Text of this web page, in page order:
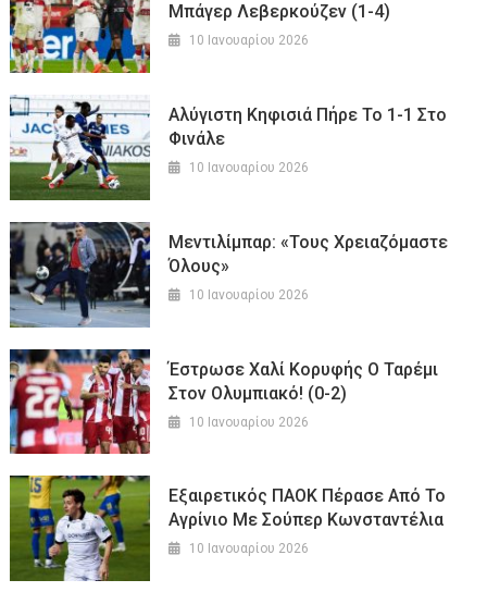
Μπάγερ Λεβερκούζεν (1-4)
10 Ιανουαρίου 2026
Αλύγιστη Κηφισιά Πήρε Το 1-1 Στο
Φινάλε
10 Ιανουαρίου 2026
Μεντιλίμπαρ: «Τους Χρειαζόμαστε
Όλους»
10 Ιανουαρίου 2026
Έστρωσε Χαλί Κορυφής Ο Ταρέμι
Στον Ολυμπιακό! (0-2)
10 Ιανουαρίου 2026
Εξαιρετικός ΠΑΟΚ Πέρασε Από Το
Αγρίνιο Με Σούπερ Κωνσταντέλια
10 Ιανουαρίου 2026